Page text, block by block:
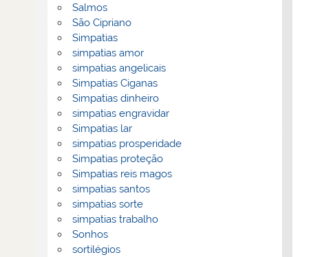
Salmos
São Cipriano
Simpatias
simpatias amor
simpatias angelicais
Simpatias Ciganas
Simpatias dinheiro
simpatias engravidar
Simpatias lar
simpatias prosperidade
Simpatias proteção
Simpatias reis magos
simpatias santos
simpatias sorte
simpatias trabalho
Sonhos
sortilégios